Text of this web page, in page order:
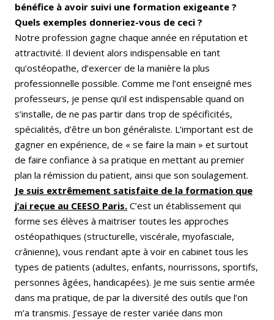
bénéfice à avoir suivi une formation exigeante ?
Quels exemples donneriez-vous de ceci ?
Notre profession gagne chaque année en réputation et
attractivité. Il devient alors indispensable en tant
qu’ostéopathe, d’exercer de la manière la plus
professionnelle possible. Comme me l’ont enseigné mes
professeurs, je pense qu’il est indispensable quand on
s’installe, de ne pas partir dans trop de spécificités,
spécialités, d’être un bon généraliste. L’important est de
gagner en expérience, de « se faire la main » et surtout
de faire confiance à sa pratique en mettant au premier
plan la rémission du patient, ainsi que son soulagement.
Je suis extrêmement satisfaite de la formation que
j’ai reçue au CEESO Paris. C’est un établissement qui
forme ses élèves à maitriser toutes les approches
ostéopathiques (structurelle, viscérale, myofasciale,
crânienne), vous rendant apte à voir en cabinet tous les
types de patients (adultes, enfants, nourrissons, sportifs,
personnes âgées, handicapées). Je me suis sentie armée
dans ma pratique, de par la diversité des outils que l’on
m’a transmis. J’essaye de rester variée dans mon